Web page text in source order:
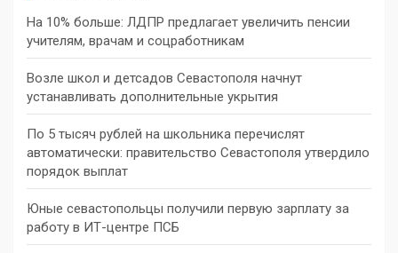
На 10% больше: ЛДПР предлагает увеличить пенсии
учителям, врачам и соцработникам
Возле школ и детсадов Севастополя начнут
устанавливать дополнительные укрытия
По 5 тысяч рублей на школьника перечислят
автоматически: правительство Севастополя утвердило
порядок выплат
Юные севастопольцы получили первую зарплату за
работу в ИТ-центре ПСБ